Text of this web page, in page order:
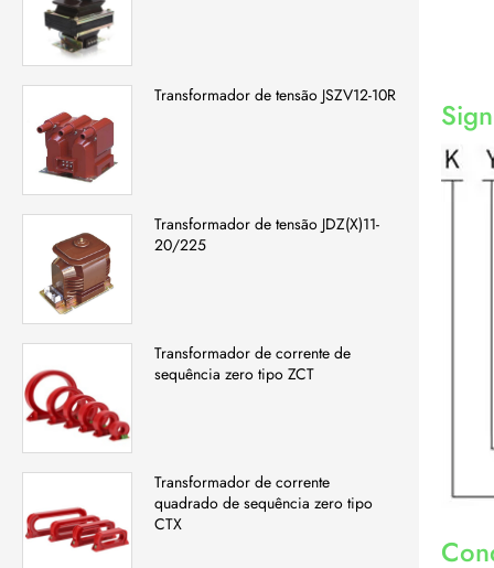
Transformador de tensão JSZV12-10R
Transformador de tensão JDZ(X)11-
20/225
Transformador de corrente de
sequência zero tipo ZCT
Transformador de corrente
quadrado de sequência zero tipo
CTX